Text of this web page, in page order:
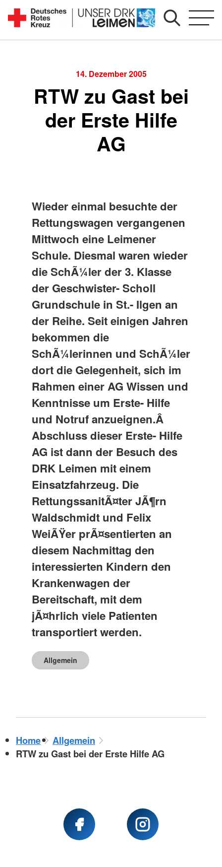
Zum
Inhalt
springen
1892
14. Dezember 2005
RTW zu Gast bei
der Erste Hilfe
AG
Wieder einmal besuchte der
Rettungswagen vergangenen
Mittwoch eine Leimener
Schule. Diesmal waren wieder
die SchÃ¼ler der 3. Klasse
der Geschwister- Scholl
Grundschule in St.- Ilgen an
der Reihe. Seit einigen Jahren
bekommen die
SchÃ¼lerinnen und SchÃ¼ler
dort die Gelegenheit, sich im
Rahmen einer AG Wissen und
Kenntnisse um Erste- Hilfe
und Notruf anzueignen.Â
Abschluss dieser Erste- Hilfe
AG ist dann der Besuch des
DRK Leimen mit einem
Einsatzfahrzeug. Die
RettungssanitÃ¤ter JÃ¶rn
Waldschmidt und Felix
WeiÃŸer prÃ¤sentierten an
diesem Nachmittag den
interessierten Kindern den
Krankenwagen der
Bereitschaft, mit dem
jÃ¤hrlich viele Patienten
transportiert werden.
Allgemein
Home
Allgemein
RTW zu Gast bei der Erste Hilfe AG